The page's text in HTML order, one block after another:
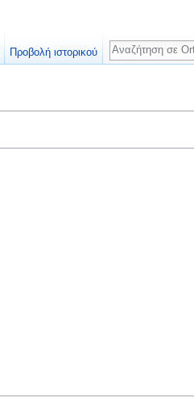
Προβολή ιστορικού
Αναζήτηση